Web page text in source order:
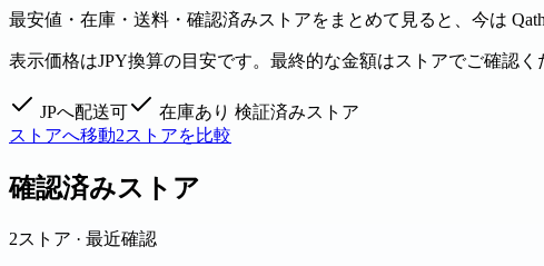
最安値・在庫・送料・確認済みストアをまとめて見ると、今は
表示価格はJPY換算の目安です。最終的な金額はストアでご確認く
JPへ配送可 在庫あり 検証済みストア
ストアへ移動2ストアを比較
確認済みストア
2ストア · 最近確認